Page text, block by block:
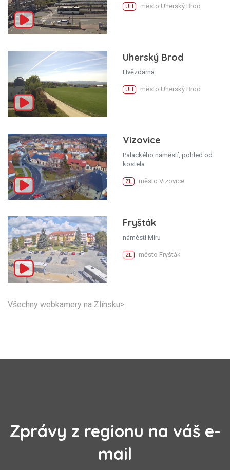
UH město Uherský Brod
Uherský Brod
Hvězdárna
UH město Uherský Brod
Vizovice
Palackého náměstí, pohled od
kostela
ZL město Vizovice
Fryšták
náměstí Míru
ZL město Fryšták
Všechny webkamery na Zlínsku>
Zprávy z regionu na váš e-
mail